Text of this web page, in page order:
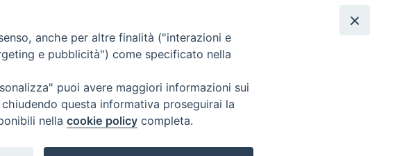
anche per altre finalità ("interazioni e
e pubblicità") come specificato nella
puoi avere maggiori informazioni sui
questa informativa proseguirai la
nella cookie policy completa.